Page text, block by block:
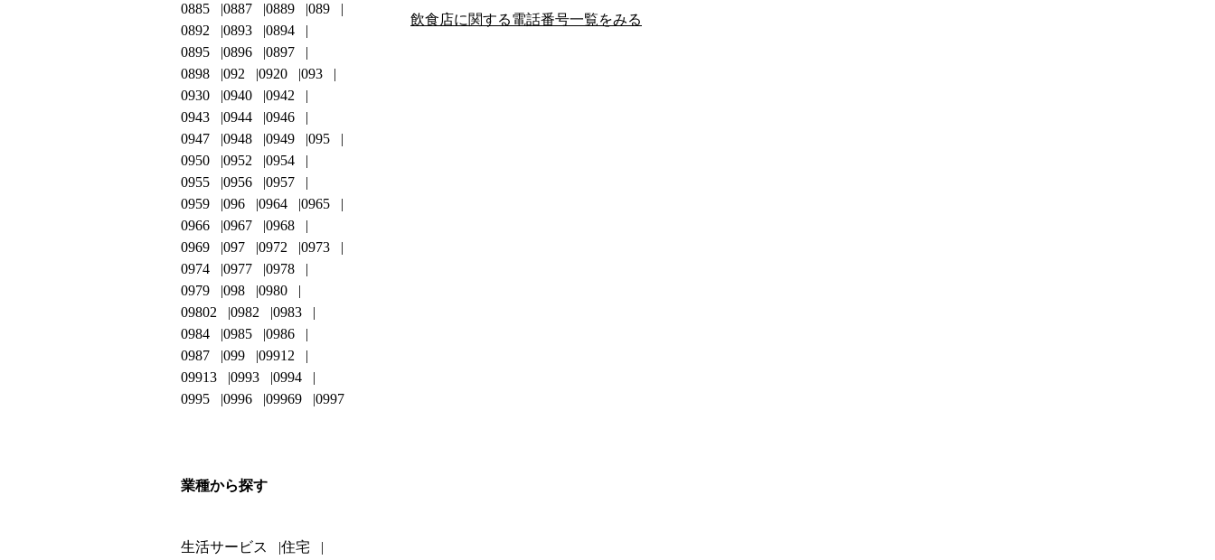
飲食店に関する電話番号一覧をみる
0885
0887 0889
089
0892
0893
0894
0895
0896
0897
0898
092 0920
093
0930
0940
0942
0943
0944
0946
0947
0948 0949
095
0950
0952
0954
0955
0956
0957
0959
096 0964
0965
0966
0967
0968
0969
097 0972
0973
0974
0977
0978
0979
098
0980
09802
0982
0983
0984
0985
0986
0987
099
09912
09913
0993
0994
0995
0996 09969 0997
業種から探す
生活サービス 住宅